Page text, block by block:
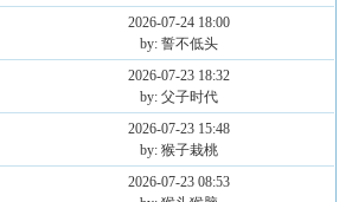
2026-07-24 18:00
by: 誓不低头
2026-07-23 18:32
by: 父子时代
2026-07-23 15:48
by: 猴子栽桃
2026-07-23 08:53